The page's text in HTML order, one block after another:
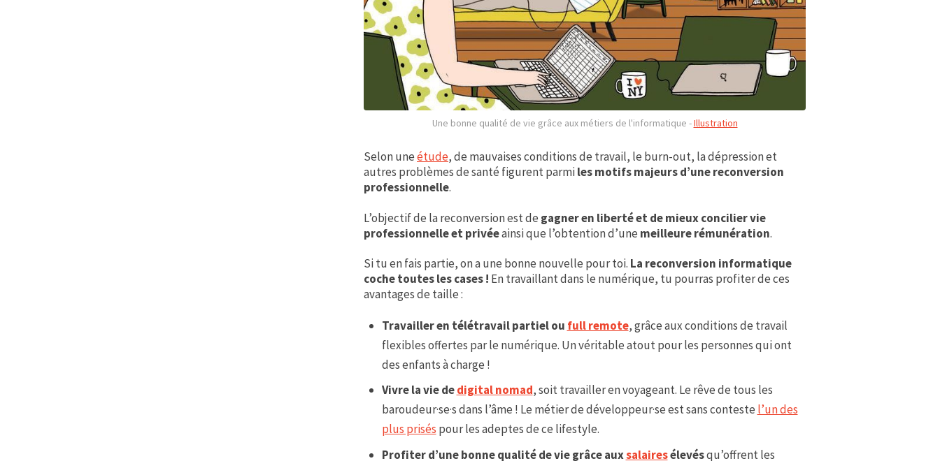
Une bonne qualité de vie grâce aux métiers de l'informatique - Illustration
Selon uneétude, de mauvaises conditions de travail, le burn-out, la dépression et
autres problèmes de santé figurent parmiles motifs majeurs d’une reconversion
professionnelle.
L’objectif de la reconversion est de gagner en liberté et de mieux concilier vie
professionnelle et privéeainsi que l’obtention d’une meilleure rémunération.
Si tu en fais partie, on a une bonne nouvelle pour toi. La reconversion informatique
coche toutes les cases ! En travaillant dans le numérique, tu pourras profiter de ces
avantages de taille :
Travailler en télétravail partiel ou full remote, grâce aux conditions de travail
flexibles offertes par le numérique. Un véritable atout pour les personnes qui ont
des enfants à charge !
Vivre la vie dedigital nomad, soit travailler en voyageant. Le rêve de tous les
baroudeur·se·s dans l’âme ! Le métier de développeur·se est sans conteste l’un des
plus prisés pour les adeptes de ce lifestyle.
Profiter d’une bonne qualité de vie grâce auxsalairesélevésqu’offrent les